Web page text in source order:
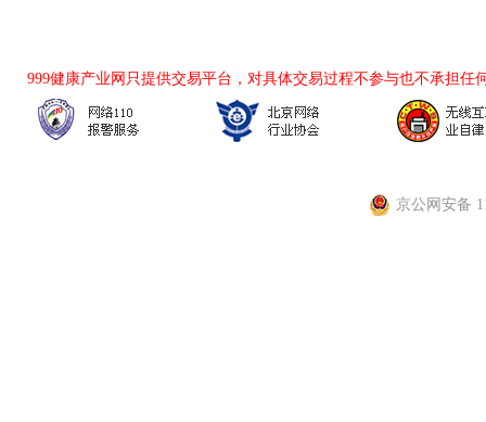
999健康产业网 只提供交易平台，对具体交易过程不参与也不承担
京公网安备